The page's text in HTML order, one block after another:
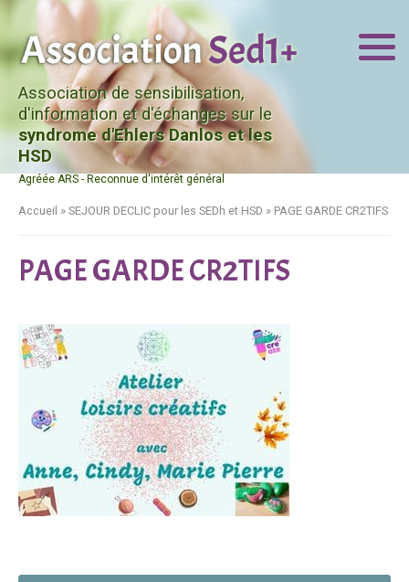
Association de sensibilisation,
d'information et d'échanges sur le
syndrome d'Ehlers Danlos et les
HSD
Agréée ARS - Reconnue d'intérêt général
Accueil » SEJOUR DECLIC pour les SEDh et HSD » PAGE GARDE CR2TIFS
PAGE GARDE CR2TIFS